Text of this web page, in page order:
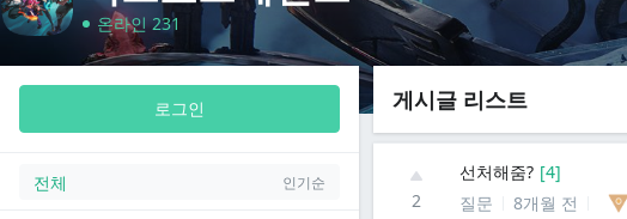
온라인 231
로그인
전체 인기순
게시글 리스트
2
선처해줌? [4]
질문
8개월 전